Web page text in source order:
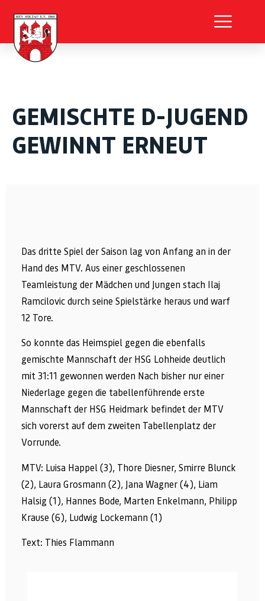
GEMISCHTE D-JUGEND
GEWINNT ERNEUT
Das dritte Spiel der Saison lag von Anfang an in der
Hand des MTV. Aus einer geschlossenen
Teamleistung der Mädchen und Jungen stach Ilaj
Ramcilovic durch seine Spielstärke heraus und warf
12 Tore.
So konnte das Heimspiel gegen die ebenfalls
gemischte Mannschaft der HSG Lohheide deutlich
mit 31:11 gewonnen werden Nach bisher nur einer
Niederlage gegen die tabellenführende erste
Mannschaft der HSG Heidmark befindet der MTV
sich vorerst auf dem zweiten Tabellenplatz der
Vorrunde.
MTV: Luisa Happel (3), Thore Diesner, Smirre Blunck
(2), Laura Grosmann (2), Jana Wagner (4), Liam
Halsig (1), Hannes Bode, Marten Enkelmann, Philipp
Krause (6), Ludwig Lockemann (1)
Text: Thies Flammann